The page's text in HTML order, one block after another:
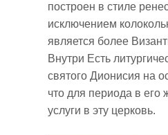
построен в стиле
исключением
является более
Внутри Есть
святого Дионисия на
что для периода в его
услуги в эту церковь.